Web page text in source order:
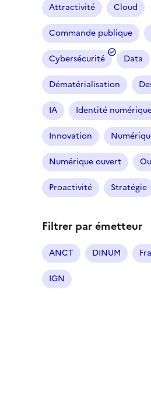
Attractivité Cloud
Commande publique
Cybersécurité Data
Dématérialisation
IA Identité
Innovation
Numérique ouvert
Proactivité Stratégie
Filtrer par émetteur
ANCT DINUM
IGN